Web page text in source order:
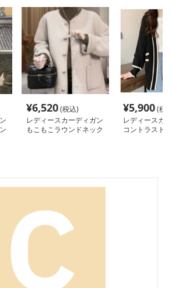
¥6,520(税込)
レディースカーディガン
もこもこラウンドネック
¥5,900(税
レディースカ
コントラスト